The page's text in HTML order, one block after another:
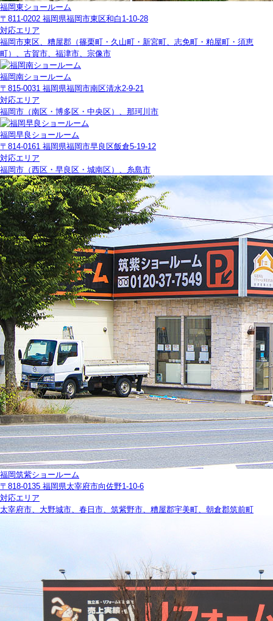
福岡東ショールーム
〒811-0202 福岡県福岡市東区和白1-10-28
対応エリア
福岡市東区、糟屋郡（篠栗町・久山町・新宮町、志免町・粕屋町・須恵
町）、古賀市、福津市、宗像市
福岡南ショールーム
〒815-0031 福岡県福岡市南区清水2-9-21
対応エリア
福岡市（南区・博多区・中央区）、那珂川市
福岡早良ショールーム
〒814-0161 福岡県福岡市早良区飯倉5-19-12
対応エリア
福岡市（西区・早良区・城南区）、糸島市
福岡筑紫ショールーム
〒818-0135 福岡県太宰府市向佐野1-10-6
対応エリア
太宰府市、大野城市、春日市、筑紫野市、糟屋郡宇美町、朝倉郡筑前町